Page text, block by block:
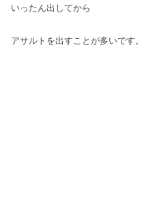
いったん出してから
アサルトを出すことが多いです。